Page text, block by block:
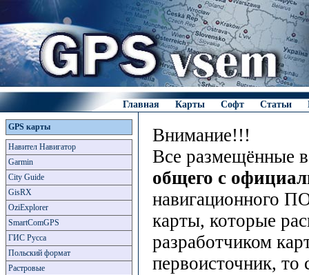
Главная Карты Софт Статьи
GPS карты
Навител Навигатор
Garmin
City Guide
GisRX
OziExplorer
SmartComGPS
ГИС Русса
Польский формат
Растровые
Внимание!!!
Все размещённые
общего с
навигационного
карты, которые
разработчиком
первоисточник,